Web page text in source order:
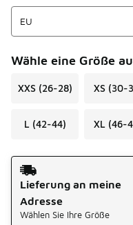
Wähle eine Größe
XXS (26-28) XS (30-
L (42-44) XL (46-
Versandart
Lieferung an meine
Adresse
Wählen Sie Ihre Größe